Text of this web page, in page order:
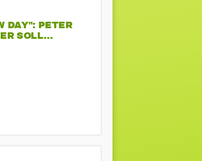
DAY": PETER
SOLL…